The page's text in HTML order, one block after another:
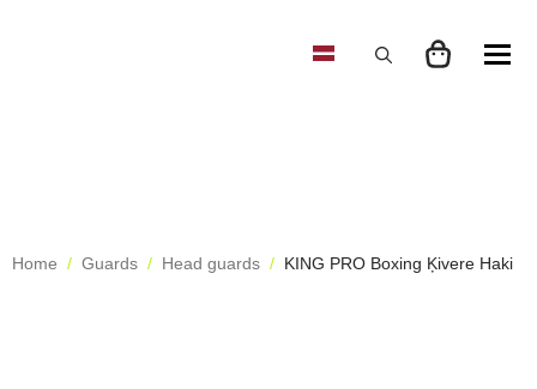
Home Guards Head guards KING PRO Boxing Ķivere Haki